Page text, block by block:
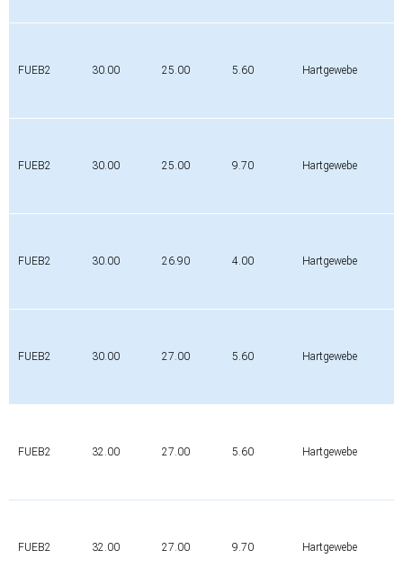
FUEB2 30.00 25.00 5.60 Hartgewebe
FUEB2 30.00 25.00 9.70 Hartgewebe
FUEB2 30.00 26.90 4.00 Hartgewebe
FUEB2 30.00 27.00 5.60 Hartgewebe
FUEB2 32.00 27.00 5.60 Hartgewebe
FUEB2 32.00 27.00 9.70 Hartgewebe